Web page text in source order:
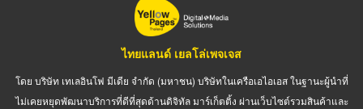
ไทยแลนด์ เยลโล่เพจเจส
โดย บริษัท เทเลอินโฟ มีเดีย จำกัด (มหาชน) บริษัทในเครือเอไอเอส ในฐานะผู้นำที่
ไม่เคยหยุดพัฒนาบริการที่ดีที่สุดด้านดิจิทัล มาร์เก็ตติ้ง ผ่านเว็บไซต์รวมสินค้าและ